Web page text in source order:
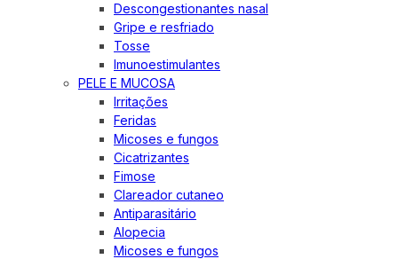
Descongestionantes nasal
Gripe e resfriado
Tosse
Imunoestimulantes
PELE E MUCOSA
Irritações
Feridas
Micoses e fungos
Cicatrizantes
Fimose
Clareador cutaneo
Antiparasitário
Alopecia
Micoses e fungos